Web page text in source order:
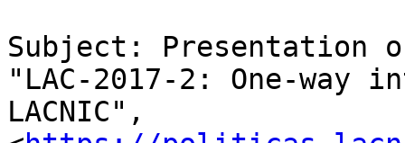
Subject: Presentation
"LAC-2017-2: One-
LACNIC",